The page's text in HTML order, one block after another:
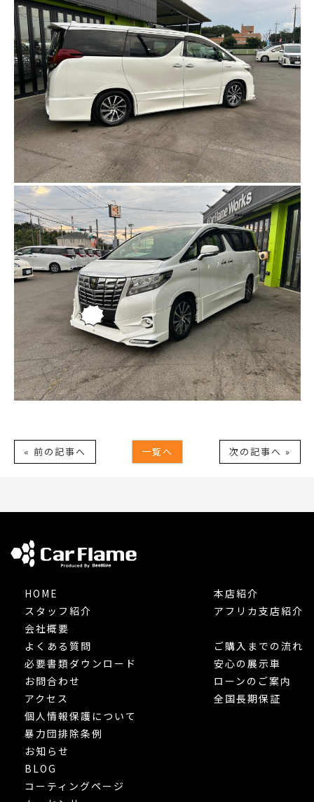
« 前の記事へ 一覧へ 次の記事へ »
HOME
スタッフ紹介
会社概要
本店紹介
アフリカ支店紹介
よくある質問
必要書類ダウンロード
お問合わせ
アクセス
個人情報保護について
暴力団排除条例
お知らせ
BLOG
ご購入までの流れ
安心の展示車
ローンのご案内
全国長期保証
コーティングページ